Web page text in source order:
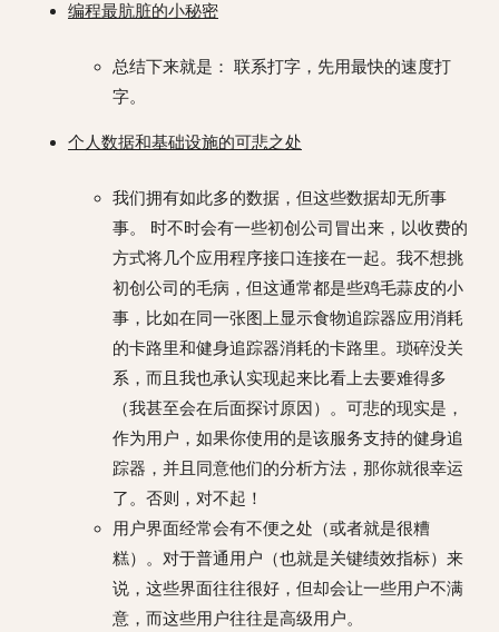
编程最肮脏的小秘密
总结下来就是： 联系打字，先用最快的速度打
字。
个人数据和基础设施的可悲之处
我们拥有如此多的数据，但这些数据却无所事
事。 时不时会有一些初创公司冒出来，以收费的
方式将几个应用程序接口连接在一起。我不想挑
初创公司的毛病，但这通常都是些鸡毛蒜皮的小
事，比如在同一张图上显示食物追踪器应用消耗
的卡路里和健身追踪器消耗的卡路里。琐碎没关
系，而且我也承认实现起来比看上去要难得多
（我甚至会在后面探讨原因）。可悲的现实是，
作为用户，如果你使用的是该服务支持的健身追
踪器，并且同意他们的分析方法，那你就很幸运
了。否则，对不起！
用户界面经常会有不便之处（或者就是很糟
糕）。对于普通用户（也就是关键绩效指标）来
说，这些界面往往很好，但却会让一些用户不满
意，而这些用户往往是高级用户。